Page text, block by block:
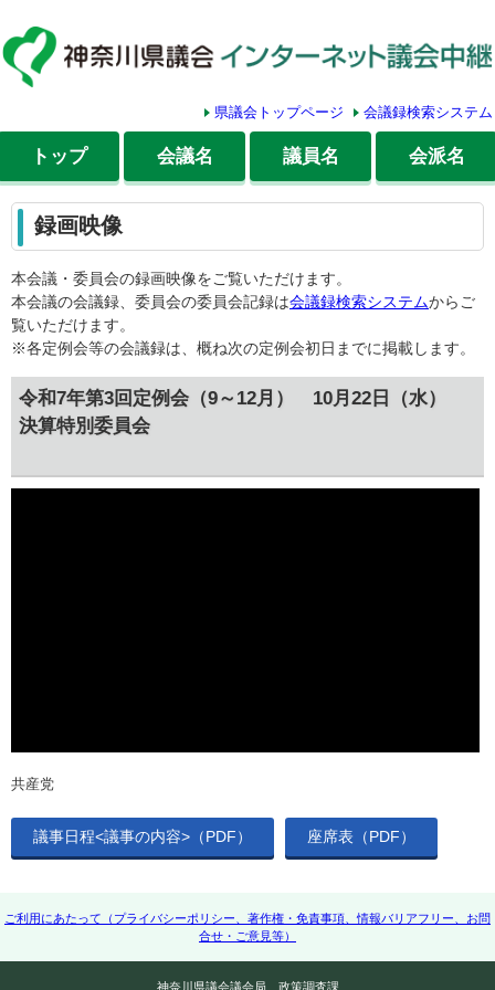
県議会トップページ 会議録検索システム
トップ 会議名 議員名 会派名
録画映像
本会議・委員会の録画映像をご覧いただけます。
本会議の会議録、委員会の委員会記録は会議録検索システムからご
覧いただけます。
※各定例会等の会議録は、概ね次の定例会初日までに掲載します。
令和7年第3回定例会（9～12月） 10月22日（水）
決算特別委員会
共産党
議事日程<議事の内容>（PDF） 座席表（PDF）
ご利用にあたって（プライバシーポリシー、著作権・免責事項、情報バリアフリー、お問
合せ・ご意見等）
神奈川県議会議会局 政策調査課